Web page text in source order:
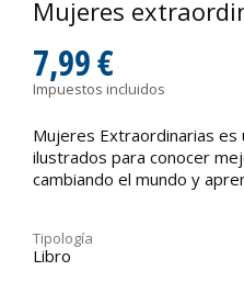
Mujeres
7,99 €
Impuestos incluidos
Mujeres Extraordinarias es
ilustrados para conocer
cambiando el mundo y
Tipología
Libro